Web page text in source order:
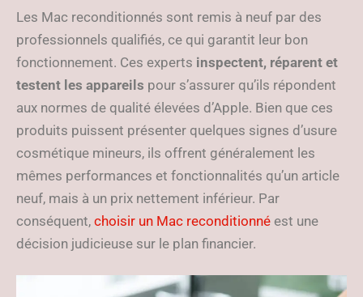
Les Mac reconditionnés sont remis à neuf par des
professionnels qualifiés, ce qui garantit leur bon
fonctionnement. Ces experts inspectent, réparent et
testent les appareils pour s’assurer qu’ils répondent
aux normes de qualité élevées d’Apple. Bien que ces
produits puissent présenter quelques signes d’usure
cosmétique mineurs, ils offrent généralement les
mêmes performances et fonctionnalités qu’un article
neuf, mais à un prix nettement inférieur. Par
conséquent, choisir un Mac reconditionné est une
décision judicieuse sur le plan financier.